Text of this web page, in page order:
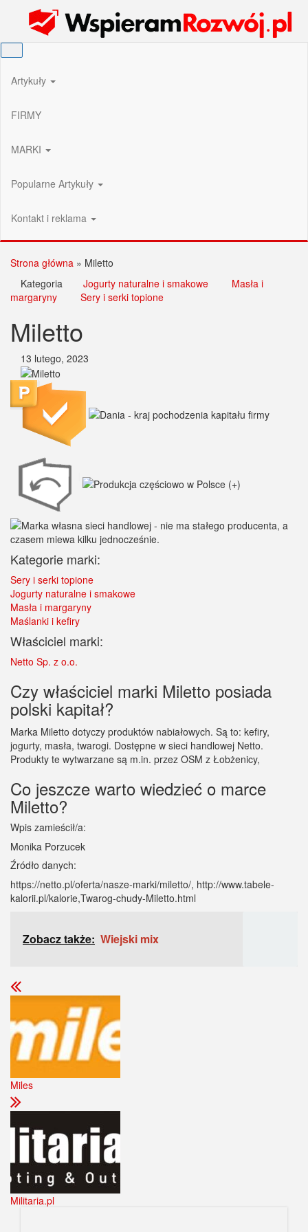
Wspieram Rozwój PL
Artykuły
FIRMY
MARKI
Popularne Artykuły
Kontakt i reklama
Strona główna » Miletto
Kategoria
Jogurty naturalne i smakowe
Masła i
margaryny
Sery i serki topione
Miletto
13 lutego, 2023
Kategorie marki:
Sery i serki topione
Jogurty naturalne i smakowe
Masła i margaryny
Maślanki i kefiry
Właściciel marki:
Netto Sp. z o.o.
Czy właściciel marki Miletto posiada
polski kapitał?
Marka Miletto dotyczy produktów nabiałowych. Są to: kefiry,
jogurty, masła, twarogi. Dostępne w sieci handlowej Netto.
Produkty te wytwarzane są m.in. przez OSM z Łobżenicy,
Co jeszcze warto wiedzieć o marce
Miletto?
Wpis zamieścił/a:
Monika Porzucek
Źródło danych:
https://netto.pl/oferta/nasze-marki/miletto/, http://www.tabele-
kalorii.pl/kalorie,Twarog-chudy-Miletto.html
Zobacz także: Wiejski mix
Miles
Militaria.pl